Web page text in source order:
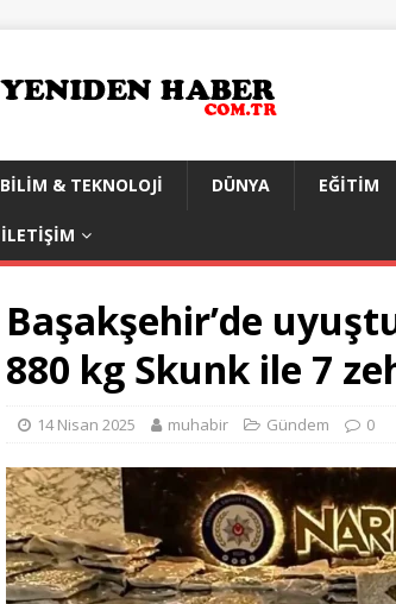
BILIM & TEKNOLOJI DÜNYA EĞITIM
İLETIŞIM
Başakşehir’de
880 kg Skunk ile 7
14 Nisan 2025 muhabir Gündem 0